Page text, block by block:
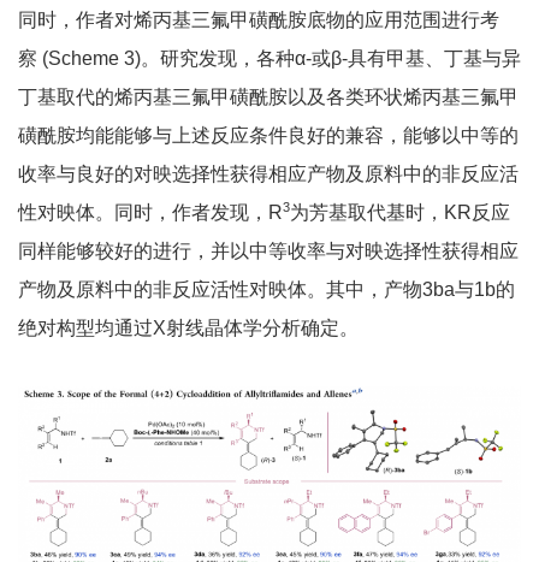
同时，作者对烯丙基三氟甲磺酰胺底物的应用范围进行考
察 (Scheme 3)。研究发现，各种α-或β-具有甲基、丁基与异
丁基取代的烯丙基三氟甲磺酰胺以及各类环状烯丙基三氟甲
磺酰胺均能能够与上述反应条件良好的兼容，能够以中等的
收率与良好的对映选择性获得相应产物及原料中的非反应活
性对映体。同时，作者发现，R3为芳基取代基时，KR反应
同样能够较好的进行，并以中等收率与对映选择性获得相应
产物及原料中的非反应活性对映体。其中，产物3ba与1b的
绝对构型均通过X射线晶体学分析确定。